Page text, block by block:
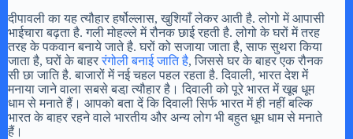
दीपावली का यह त्यौहार हर्षोल्लास, खुशियाँ लेकर आती है. लोगो में आपासी
भाईचारा बढ़ता है. गली मोहल्ले में रौनक छाई रहती है. लोगो के घरों में तरह
तरह के पकवान बनाये जाते है. घरों को सजाया जाता है, साफ सुथरा किया
जाता है, घरों के बाहररंगोली बनाई जाति है, जिससे घर के बाहर एक रौनक
सी छा जाति है. बाजारों में नई चहल पहल रहता है. दिवाली, भारत देश में
मनाया जाने वाला सबसे बडा़ त्यौहार है। दिवाली को पूरे भारत में खूब धूम
धाम से मनाते हैं। आपको बता दें कि दिवाली सिर्फ भारत में ही नहीं बल्कि
भारत के बाहर रहने वाले भारतीय और अन्य लोग भी बहुत धूम धाम से मनाते
हैं।